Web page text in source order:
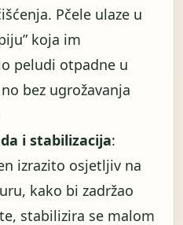
Pčele ulaze u
koja im
peludi otpadne u
bez ugrožavanja
i stabilizacija:
izrazito osjetljiv na
kako bi zadržao
stabilizira se malom